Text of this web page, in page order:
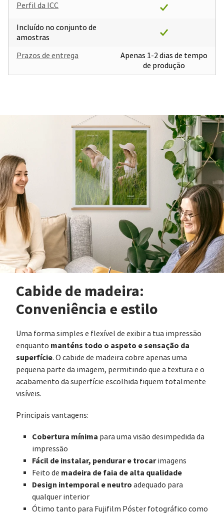
Perfil da ICC
Incluído no conjunto de
amostras
Prazos de entrega
Apenas 1-2 dias de tempo
de produção
Cabide de madeira:
Conveniência e estilo
Uma forma simples e flexível de exibir a tua impressão
enquanto manténs todo o aspeto e sensação da
superfície. O cabide de madeira cobre apenas uma
pequena parte da imagem, permitindo que a textura e o
acabamento da superfície escolhida fiquem totalmente
visíveis.
Principais vantagens:
Cobertura mínima para uma visão desimpedida da
impressão
Fácil de instalar, pendurar e trocarimagens
Feito de madeira de faia de alta qualidade
Design intemporal e neutro adequado para
qualquer interior
Ótimo tanto para Fujifilm Póster fotográfico como